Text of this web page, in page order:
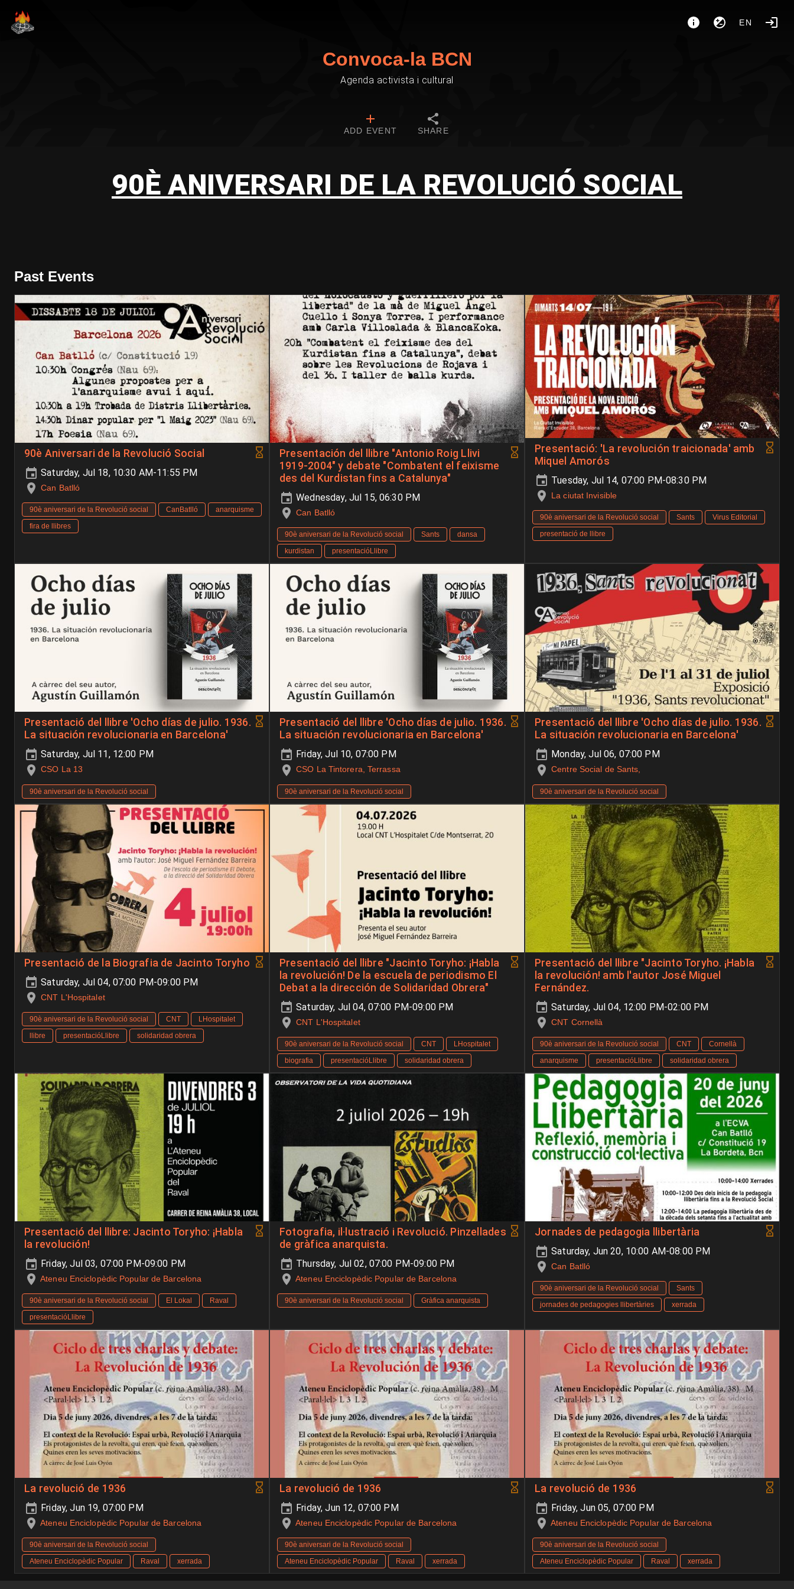
EN
Convoca-la BCN
Agenda activista i cultural
ADD EVENT SHARE
90È ANIVERSARI DE LA REVOLUCIÓ SOCIAL
Past Events
90è Aniversari de la Revolució Social
Saturday, Jul 18, 10:30 AM-11:55 PM
Can Batlló
90è aniversari de la Revolució social CanBatlló
anarquisme
fira de llibres
Presentación del llibre "Antonio Roig Llivi
1919-2004" y debate "Combatent el feixisme
des del Kurdistan fins a Catalunya"
Wednesday, Jul 15, 06:30 PM
Can Batlló
90è aniversari de la Revolució social Sants
dansa
kurdistan
presentacióLlibre
Presentació: 'La revolución traicionada' amb
Miquel Amorós
Tuesday, Jul 14, 07:00 PM-08:30 PM
La ciutat Invisible
90è aniversari de la Revolució social Sants
Virus Editorial
presentació de llibre
Presentació del llibre 'Ocho días de julio. 1936.
La situación revolucionaria en Barcelona'
Saturday, Jul 11, 12:00 PM
CSO La 13
90è aniversari de la Revolució social
Presentació del llibre 'Ocho días de julio. 1936.
La situación revolucionaria en Barcelona'
Friday, Jul 10, 07:00 PM
CSO La Tintorera, Terrassa
90è aniversari de la Revolució social
Presentació del llibre 'Ocho días de julio. 1936.
La situación revolucionaria en Barcelona'
Monday, Jul 06, 07:00 PM
Centre Social de Sants,
90è aniversari de la Revolució social
Presentació de la Biografia de Jacinto Toryho
Saturday, Jul 04, 07:00 PM-09:00 PM
CNT L'Hospitalet
90è aniversari de la Revolució social CNT
LHospitalet
llibre
presentacióLlibre solidaridad obrera
Presentació del llibre "Jacinto Toryho: ¡Habla
la revolución! De la escuela de periodismo El
Debat a la dirección de Solidaridad Obrera"
Saturday, Jul 04, 07:00 PM-09:00 PM
CNT L'Hospitalet
90è aniversari de la Revolució social CNT
LHospitalet
biografia
presentacióLlibre solidaridad obrera
Presentació del llibre "Jacinto Toryho. ¡Habla
la revolución! amb l'autor José Miguel
Fernández.
Saturday, Jul 04, 12:00 PM-02:00 PM
CNT Cornellà
90è aniversari de la Revolució social CNT
Cornellà
anarquisme
presentacióLlibre solidaridad obrera
Presentació del llibre: Jacinto Toryho: ¡Habla
la revolución!
Friday, Jul 03, 07:00 PM-09:00 PM
Ateneu Enciclopèdic Popular de Barcelona
90è aniversari de la Revolució social El Lokal
Raval
presentacióLlibre
Fotografia, il·lustració i Revolució. Pinzellades
de gràfica anarquista.
Thursday, Jul 02, 07:00 PM-09:00 PM
Ateneu Enciclopèdic Popular de Barcelona
90è aniversari de la Revolució social Gràfica anarquista
Jornades de pedagogia llibertària
Saturday, Jun 20, 10:00 AM-08:00 PM
Can Batlló
90è aniversari de la Revolució social
Sants
jornades de pedagogies llibertàries
xerrada
La revolució de 1936
Friday, Jun 19, 07:00 PM
Ateneu Enciclopèdic Popular de Barcelona
90è aniversari de la Revolució social
Ateneu Enciclopèdic Popular
Raval xerrada
La revolució de 1936
Friday, Jun 12, 07:00 PM
Ateneu Enciclopèdic Popular de Barcelona
90è aniversari de la Revolució social
Ateneu Enciclopèdic Popular
Raval xerrada
La revolució de 1936
Friday, Jun 05, 07:00 PM
Ateneu Enciclopèdic Popular de Barcelona
90è aniversari de la Revolució social
Ateneu Enciclopèdic Popular
Raval xerrada